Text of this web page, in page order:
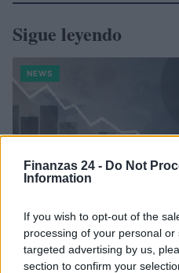
Finanzas 24 - Do Not
Information
If you wish to opt-out of the
processing of your personal
targeted advertising by us,
section to confirm your
Sigue leyendo
NEWS